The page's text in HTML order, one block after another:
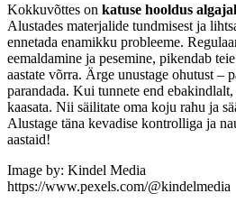
Kokkuvõttes on katuse hooldus
Alustades materjalide tundmisest ja
ennetada enamikku probleeme.
eemaldamine ja pesemine, pikendab
aastate võrra. Ärge unustage ohutust –
parandada. Kui tunnete end
kaasata. Nii säilitate oma koju rahu ja
Alustage täna kevadise kontrolliga ja
aastaid!
Image by: Kindel Media
https://www.pexels.com/@kindelmedia